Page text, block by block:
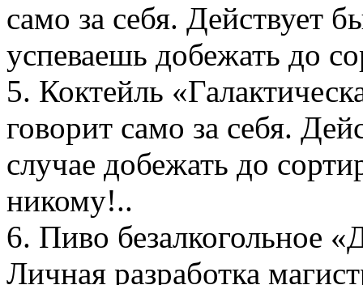
само за себя. Действует
успеваешь добежать до
5. Коктейль
говорит само за себя.
случае добежать до
никому!..
6. Пиво безалкогольное
Личная разработка